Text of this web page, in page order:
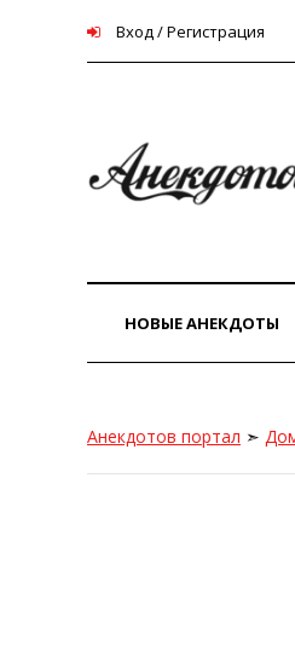
Вход / Регистрация
НОВЫЕ АНЕКДОТЫ
Анекдотов портал ➣